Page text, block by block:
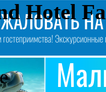
Hotel